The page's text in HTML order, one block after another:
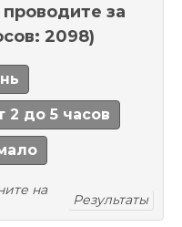
за
2098)
2 до 5 часов
на
Результаты